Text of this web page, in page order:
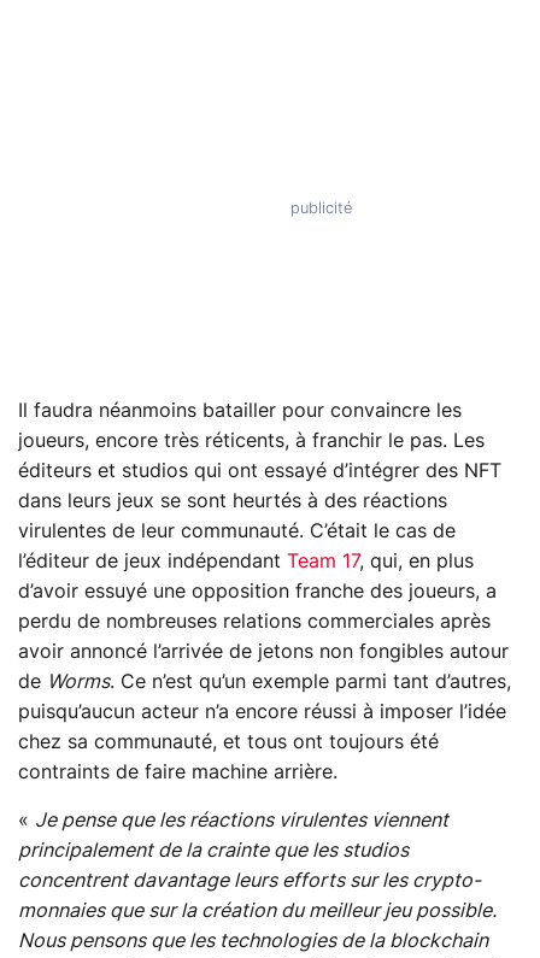
Il faudra néanmoins batailler pour convaincre les
joueurs, encore très réticents, à franchir le pas. Les
éditeurs et studios qui ont essayé d’intégrer des NFT
dans leurs jeux se sont heurtés à des réactions
virulentes de leur communauté. C’était le cas de
l’éditeur de jeux indépendant Team 17, qui, en plus
d’avoir essuyé une opposition franche des joueurs, a
perdu de nombreuses relations commerciales après
avoir annoncé l’arrivée de jetons non fongibles autour
de Worms. Ce n’est qu’un exemple parmi tant d’autres,
puisqu’aucun acteur n’a encore réussi à imposer l’idée
chez sa communauté, et tous ont toujours été
contraints de faire machine arrière.
« Je pense que les réactions virulentes viennent
principalement de la crainte que les studios
concentrent davantage leurs efforts sur les crypto-
monnaies que sur la création du meilleur jeu possible.
Nous pensons que les technologies de la blockchain